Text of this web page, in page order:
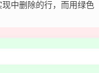
中删除的行，而用绿色